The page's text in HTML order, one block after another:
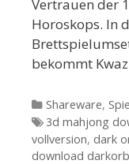
Vertrauen der
Horoskops. In
bekommt
Kategorien
Shareware,
Tags
3d mahjong
vollversion, dark
download